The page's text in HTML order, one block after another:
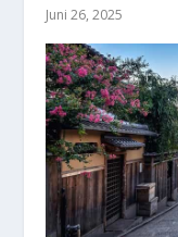
Juni 26, 2025